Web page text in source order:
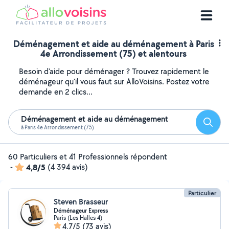
Déménagement et aide au déménagement à Paris
4e Arrondissement (75) et alentours
Besoin d'aide pour déménager ? Trouvez rapidement le
déménageur qu'il vous faut sur AlloVoisins. Postez votre
demande en 2 clics...
Déménagement et aide au déménagement
à Paris 4e Arrondissement (75)
60 Particuliers et 41 Professionnels répondent
-
4,8/5 (4 394 avis)
Particulier
Steven Brasseur
Déménageur Express
Paris (Les Halles 4)
4,7/5 (73 avis)